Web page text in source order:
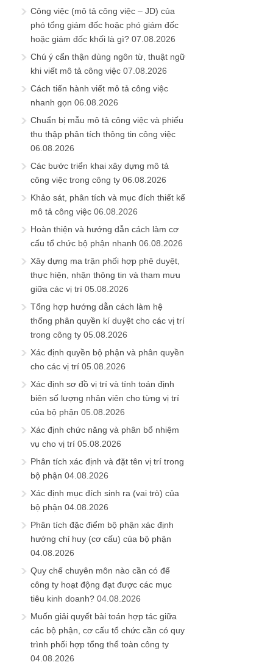
Công việc (mô tả công việc – JD) của
phó tổng giám đốc hoặc phó giám đốc
hoặc giám đốc khối là gì? 07.08.2026
Chú ý cẩn thận dùng ngôn từ, thuật ngữ
khi viết mô tả công việc 07.08.2026
Cách tiến hành viết mô tả công việc
nhanh gọn 06.08.2026
Chuẩn bị mẫu mô tả công việc và phiếu
thu thập phân tích thông tin công việc
06.08.2026
Các bước triển khai xây dựng mô tả
công việc trong công ty 06.08.2026
Khảo sát, phân tích và mục đích thiết kế
mô tả công việc 06.08.2026
Hoàn thiện và hướng dẫn cách làm cơ
cấu tổ chức bộ phận nhanh 06.08.2026
Xây dựng ma trận phối hợp phê duyệt,
thực hiện, nhận thông tin và tham mưu
giữa các vị trí 05.08.2026
Tổng hợp hướng dẫn cách làm hệ
thống phân quyền kí duyệt cho các vị trí
trong công ty 05.08.2026
Xác định quyền bộ phận và phân quyền
cho các vị trí 05.08.2026
Xác định sơ đồ vị trí và tính toán định
biên số lượng nhân viên cho từng vị trí
của bộ phận 05.08.2026
Xác định chức năng và phân bổ nhiệm
vụ cho vị trí 05.08.2026
Phân tích xác định và đặt tên vị trí trong
bộ phận 04.08.2026
Xác định mục đích sinh ra (vai trò) của
bộ phận 04.08.2026
Phân tích đặc điểm bộ phận xác định
hướng chỉ huy (cơ cấu) của bộ phận
04.08.2026
Quy chế chuyên môn nào cần có để
công ty hoạt động đạt được các mục
tiêu kinh doanh? 04.08.2026
Muốn giải quyết bài toán hợp tác giữa
các bộ phận, cơ cấu tổ chức cần có quy
trình phối hợp tổng thể toàn công ty
04.08.2026